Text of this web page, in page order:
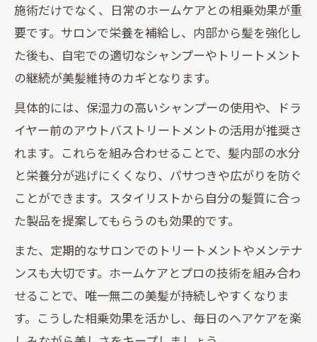
施術だけでなく、日常のホームケアとの相乗効果が重
要です。サロンで栄養を補給し、内部から髪を強化し
た後も、自宅での適切なシャンプーやトリートメント
の継続が美髪維持のカギとなります。
具体的には、保湿力の高いシャンプーの使用や、ドラ
イヤー前のアウトバストリートメントの活用が推奨さ
れます。これらを組み合わせることで、髪内部の水分
と栄養分が逃げにくくなり、パサつきや広がりを防ぐ
ことができます。スタイリストから自分の髪質に合っ
た製品を提案してもらうのも効果的です。
また、定期的なサロンでのトリートメントやメンテナ
ンスも大切です。ホームケアとプロの技術を組み合わ
せることで、唯一無二の美髪が持続しやすくなりま
す。こうした相乗効果を活かし、毎日のヘアケアを楽